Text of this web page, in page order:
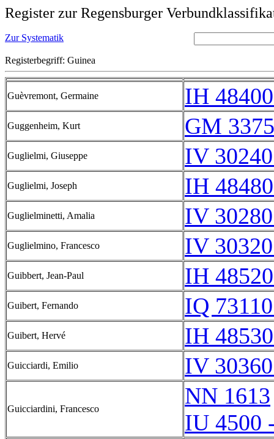
Register zur Regensburger
Zur Systematik
Registerbegriff: Guinea
Guèvremont, Germaine IH
Guggenheim, Kurt GM
Guglielmi, Giuseppe IV
Guglielmi, Joseph IH
Guglielminetti, Amalia IV
Guglielmino, Francesco IV
Guibbert, Jean-Paul IH
Guibert, Fernando IQ
Guibert, Hervé IH
Guicciardi, Emilio IV
Guicciardini, Francesco
NN 1613
IU 4500